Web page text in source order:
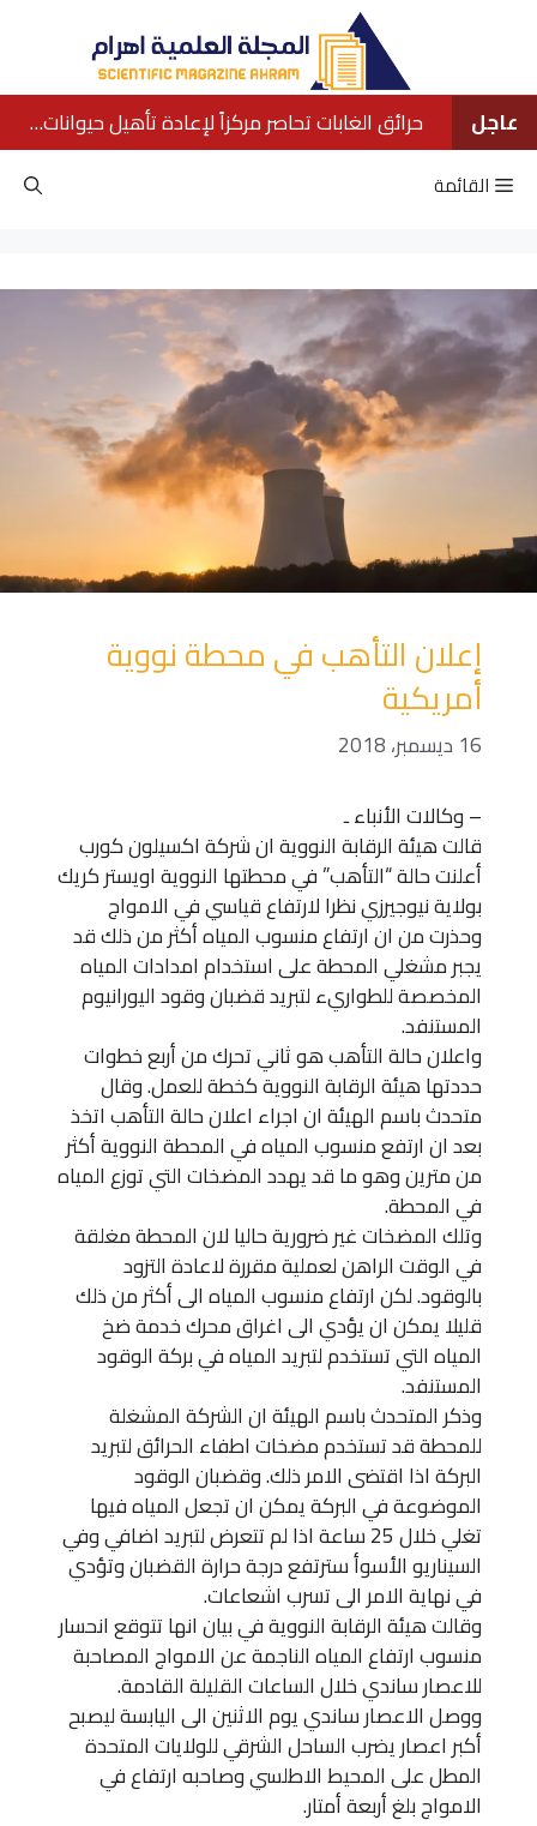
عاجل
حرائق الغابات تحاصر مركزاً لإعادة تأهيل حيوانات الأورانجوتان في بورنيو
القائمة
إعلان التأهب في محطة نووية
أمريكية
16 ديسمبر، 2018
– وكالات الأنباء ـ
قالت هيئة الرقابة النووية ان شركة اكسيلون كورب
أعلنت حالة “التأهب” في محطتها النووية اويستر كريك
بولاية نيوجيرزي نظرا لارتفاع قياسي في الامواج
وحذرت من ان ارتفاع منسوب المياه أكثر من ذلك قد
يجبر مشغلي المحطة على استخدام امدادات المياه
المخصصة للطواريء لتبريد قضبان وقود اليورانيوم
المستنفد.
واعلان حالة التأهب هو ثاني تحرك من أربع خطوات
حددتها هيئة الرقابة النووية كخطة للعمل. وقال
متحدث باسم الهيئة ان اجراء اعلان حالة التأهب اتخذ
بعد ان ارتفع منسوب المياه في المحطة النووية أكثر
من مترين وهو ما قد يهدد المضخات التي توزع المياه
في المحطة.
وتلك المضخات غير ضرورية حاليا لان المحطة مغلقة
في الوقت الراهن لعملية مقررة لاعادة التزود
بالوقود. لكن ارتفاع منسوب المياه الى أكثر من ذلك
قليلا يمكن ان يؤدي الى اغراق محرك خدمة ضخ
المياه التي تستخدم لتبريد المياه في بركة الوقود
المستنفد.
وذكر المتحدث باسم الهيئة ان الشركة المشغلة
للمحطة قد تستخدم مضخات اطفاء الحرائق لتبريد
البركة اذا اقتضى الامر ذلك. وقضبان الوقود
الموضوعة في البركة يمكن ان تجعل المياه فيها
تغلي خلال 25 ساعة اذا لم تتعرض لتبريد اضافي وفي
السيناريو الأسوأ سترتفع درجة حرارة القضبان وتؤدي
في نهاية الامر الى تسرب اشعاعات.
وقالت هيئة الرقابة النووية في بيان انها تتوقع انحسار
منسوب ارتفاع المياه الناجمة عن الامواج المصاحبة
للاعصار ساندي خلال الساعات القليلة القادمة.
ووصل الاعصار ساندي يوم الاثنين الى اليابسة ليصبح
أكبر اعصار يضرب الساحل الشرقي للولايات المتحدة
المطل على المحيط الاطلسي وصاحبه ارتفاع في
الامواج بلغ أربعة أمتار.